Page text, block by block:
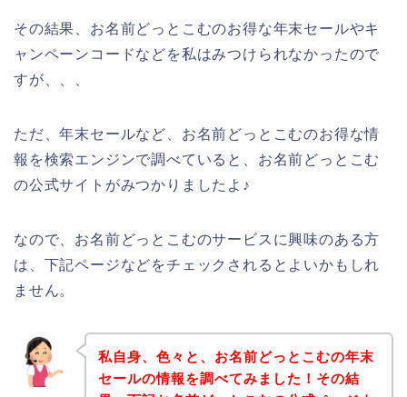
その結果、お名前どっとこむのお得な年末セールやキ
ャンペーンコードなどを私はみつけられなかったので
すが、、、
ただ、年末セールなど、お名前どっとこむのお得な情
報を検索エンジンで調べていると、お名前どっとこむ
の公式サイトがみつかりましたよ♪
なので、お名前どっとこむのサービスに興味のある方
は、下記ページなどをチェックされるとよいかもしれ
ません。
私自身、色々と、お名前どっとこむの年末
セールの情報を調べてみました！その結